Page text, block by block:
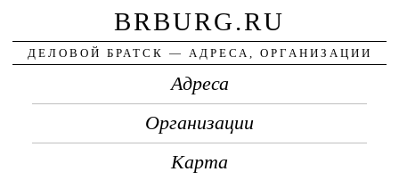
BRBURG.RU
ДЕЛОВОЙ БРАТСК — АДРЕСА, ОРГАНИЗАЦИИ
Адреса
Организации
Карта